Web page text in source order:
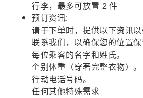
行李，最多可放置 2 件
预订资讯:
请于下单时，提供以下资讯
联系我们，以确保您的位置保
每位乘客的名字和姓氏。
个别体重（穿著完整衣物）。
行动电话号码。
任何其他特殊需求